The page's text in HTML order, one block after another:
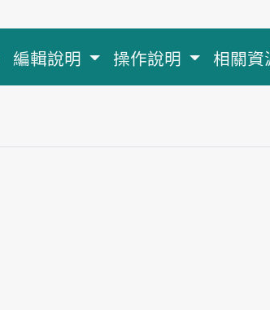
編輯說明 操作說明 相關資